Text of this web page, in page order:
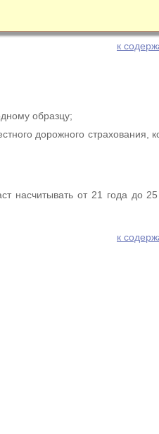
к
образцу;
дорожного страхования,
насчитывать от 21 года до
к